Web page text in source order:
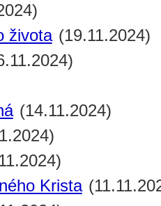
života (19.11.2024)
(14.11.2024)
Krista